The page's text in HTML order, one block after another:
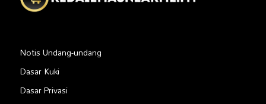
Notis Undang-undang
Dasar Kuki
Dasar Privasi